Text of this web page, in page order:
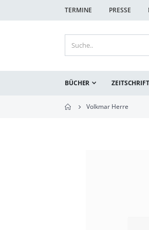
TERMINE PRESSE
BÜCHER ZEITSCHRIFT
Volkmar Herre